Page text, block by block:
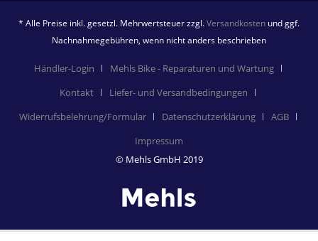
* Alle Preise inkl. gesetzl. Mehrwertsteuer zzgl.Versandkosten und ggf.
Nachnahmegebühren, wenn nicht anders beschrieben
Händler-Login
Mehls Bike - Reparaturen und Wartung
Kontakt
Liefer- und Versandbedingungen
Widerrufsbelehrung/Formular
Datenschutzerklärung
AGB
Impressum
© Mehls GmbH 2019